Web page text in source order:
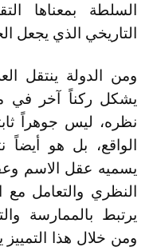
السلطة بمعناها
التاريخي الذي يجعل
ومن الدولة ينتقل
يشكل ركناً آخر في
نظره، ليس جوهراً
الواقع، بل هو أيضاً
يسميه عقل الاسم
النظري والتعامل مع
يرتبط بالممارسة
ومن خلال هذا التمييز